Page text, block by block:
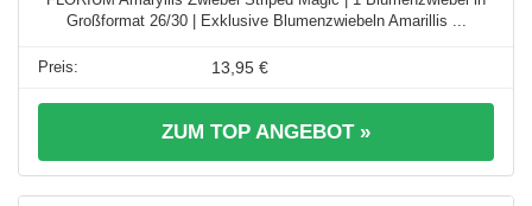
Großformat 26/30 | Exklusive Blumenzwiebeln Amarillis ...
13,95 €
ZUM TOP ANGEBOT »